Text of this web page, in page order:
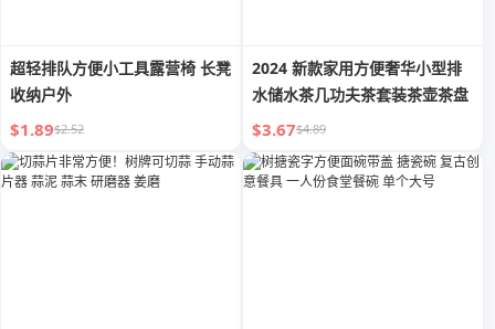
超轻排队方便小工具露营椅 长凳
收纳户外
$1.89$2.52
2024 新款家用方便奢华小型排
水储水茶几功夫茶套装茶壶茶盘
$3.67$4.89